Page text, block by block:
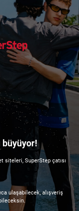
büyüyor!
siteleri, SuperStep çatısı
ulaşabilecek, alışveriş